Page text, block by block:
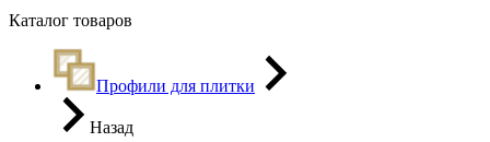
Каталог товаров
Профили для плитки
Назад